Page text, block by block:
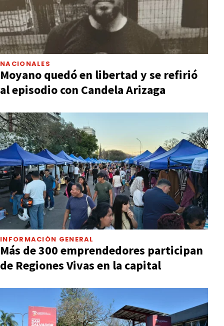
NACIONALES
Moyano quedó en libertad y se refirió
al episodio con Candela Arizaga
INFORMACIÓN GENERAL
Más de 300 emprendedores participan
de Regiones Vivas en la capital